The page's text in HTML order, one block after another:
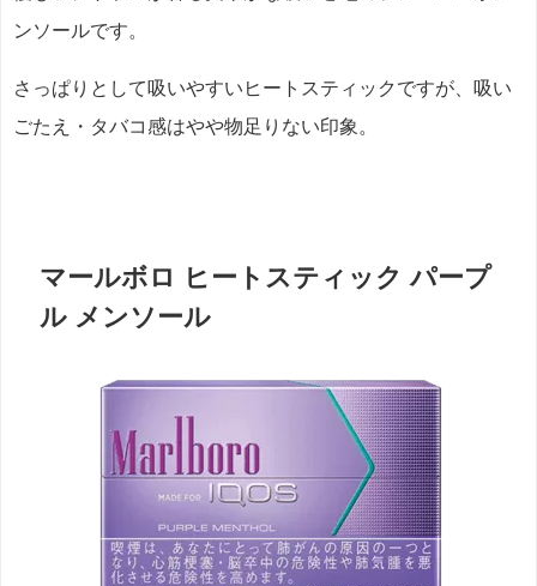
ンソールです。
さっぱりとして吸いやすいヒートスティックですが、吸い
ごたえ・タバコ感はやや物足りない印象。
マールボロ ヒートスティック パープ
ル メンソール